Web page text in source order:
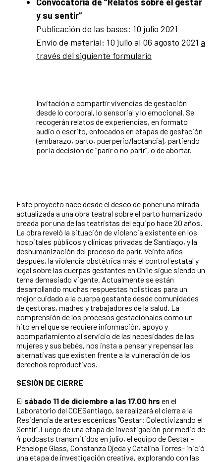
Convocatoria de “Relatos sobre el gestar
y su sentir”
Publicación de las bases: 10 julio 2021
Envío de material: 10 julio al 06 agosto 2021 a
través del siguiente formulario
Invitación a compartir vivencias de gestación
desde lo corporal, lo sensorial y lo emocional. Se
recogerán relatos de experiencias, en formato
audio o escrito, enfocados en etapas de gestación
(embarazo, parto, puerperio/lactancia), partiendo
por la decisión de “parir o no parir”, o de abortar.
Este proyecto nace desde el deseo de poner una mirada
actualizada a una obra teatral sobre el parto humanizado
creada por una de las teatristas del equipo hace 20 años.
La obra reveló la situación de violencia existente en los
hospitales públicos y clínicas privadas de Santiago, y la
deshumanización del proceso de parir. Veinte años
después, la violencia obstétrica más el control estatal y
legal sobre las cuerpas gestantes en Chile sigue siendo un
tema demasiado vigente. Actualmente se están
desarrollando muchas respuestas holísticas para un
mejor cuidado a la cuerpa gestante desde comunidades
de gestoras, madres y trabajadores de la salud. La
comprensión de los procesos gestacionales como un
hito en el que se requiere información, apoyo y
acompañamiento al servicio de las necesidades de las
mujeres y sus bebés, nos insta a pensar y repensar las
alternativas que existen frente a la vulneración de los
derechos reproductivos.
SESIÓN DE CIERRE
El sábado 11 de diciembre a las 17.00 hrs en el
Laboratorio del CCESantiago, se realizará el cierre a la
Residencia de artes escénicas “Gestar: Colectivizando el
Sentir”.Luego de una etapa de investigación por medio de
4 podcasts transmitidos en julio, el equipo de Gestar -
Penelope Glass, Constanza Ojeda y Catalina Torres- inició
una etapa de investigación creativa, explorando con las